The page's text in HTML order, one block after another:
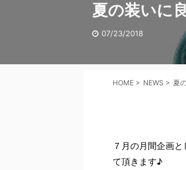
夏の装いに
07/23/2018
HOME > NEWS > 夏
７月の月間企画
て頂きます♪